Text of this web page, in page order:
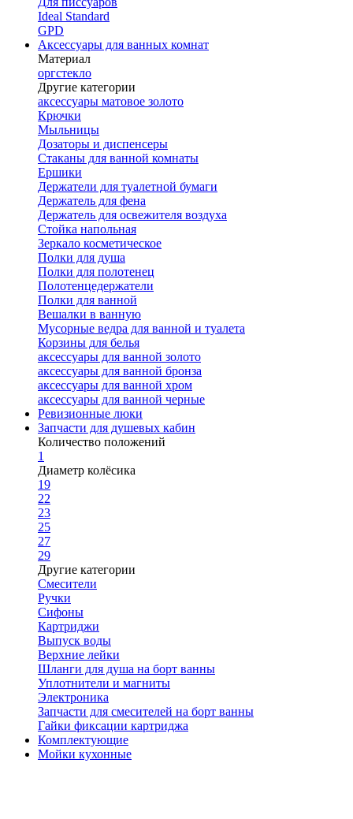
Ideal Standard
GPD
Аксессуары для ванных комнат
Материал
оргстекло
Другие категории
аксессуары матовое золото
Крючки
Мыльницы
Дозаторы и диспенсеры
Стаканы для ванной комнаты
Ершики
Держатели для туалетной бумаги
Держатель для фена
Держатель для освежителя воздуха
Стойка напольная
Зеркало косметическое
Полки для душа
Полки для полотенец
Полотенцедержатели
Полки для ванной
Вешалки в ванную
Мусорные ведра для ванной и туалета
Корзины для белья
аксессуары для ванной золото
аксессуары для ванной бронза
аксессуары для ванной хром
аксессуары для ванной черные
Ревизионные люки
Запчасти для душевых кабин
Количество положений
1
Диаметр колёсика
19
22
23
25
27
29
Другие категории
Смесители
Ручки
Сифоны
Картриджи
Выпуск воды
Верхние лейки
Шланги для душа на борт ванны
Уплотнители и магниты
Электроника
Запчасти для смесителей на борт ванны
Гайки фиксации картриджа
Комплектующие
Мойки кухонные